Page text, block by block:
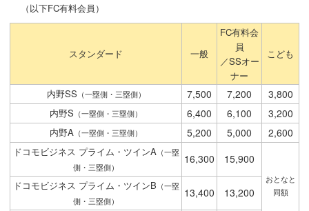
（以下FC有料会員）
スタンダード 一般
FC有料会
員
／SSオー
ナー
こども
内野SS （一塁側・三塁側） 7,500 7,200 3,800
内野S （一塁側・三塁側） 6,400 6,100 3,200
内野A （一塁側・三塁側） 5,200 5,000 2,600
ドコモビジネス プライム・ツインA （一塁
側・三塁側）
16,300 15,900
おとなと
同額
ドコモビジネス プライム・ツインB （一塁
側・三塁側）
13,400 13,200